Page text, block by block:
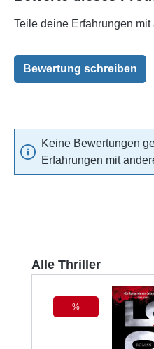
Teile deine Erfahrungen
Bewertung schreiben
Keine Bewertungen
Erfahrungen mit
Produktgalerie
Alle Thriller
Rabatt
%